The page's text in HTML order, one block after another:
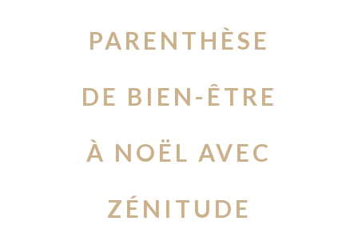
PARENTHÈSE
DE BIEN-ÊTRE
À NOËL AVEC
ZÉNITUDE